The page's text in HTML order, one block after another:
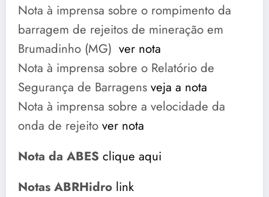
Nota à imprensa sobre o rompimento da
barragem de rejeitos de mineração em
Brumadinho (MG) ver nota
Nota à imprensa sobre o Relatório de
Segurança de Barragens veja a nota
Nota à imprensa sobre a velocidade da
onda de rejeito ver nota
Nota da ABES clique aqui
Notas ABRHidro link